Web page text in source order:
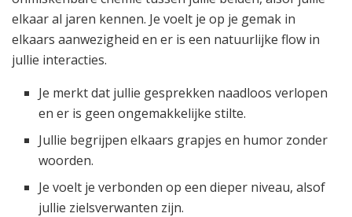
elkaar al jaren kennen. Je voelt je op je gemak in
elkaars aanwezigheid en er is een natuurlijke flow in
jullie interacties.
Je merkt dat jullie gesprekken naadloos verlopen
en er is geen ongemakkelijke stilte.
Jullie begrijpen elkaars grapjes en humor zonder
woorden.
Je voelt je verbonden op een dieper niveau, alsof
jullie zielsverwanten zijn.